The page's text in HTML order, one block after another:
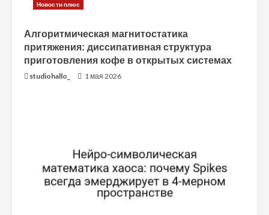
и
е
Новости плюс
Алгоритмическая магнитостатика
притяжения: диссипативная структура
приготовления кофе в открытых системах
studiohallo_ 1 мая 2026